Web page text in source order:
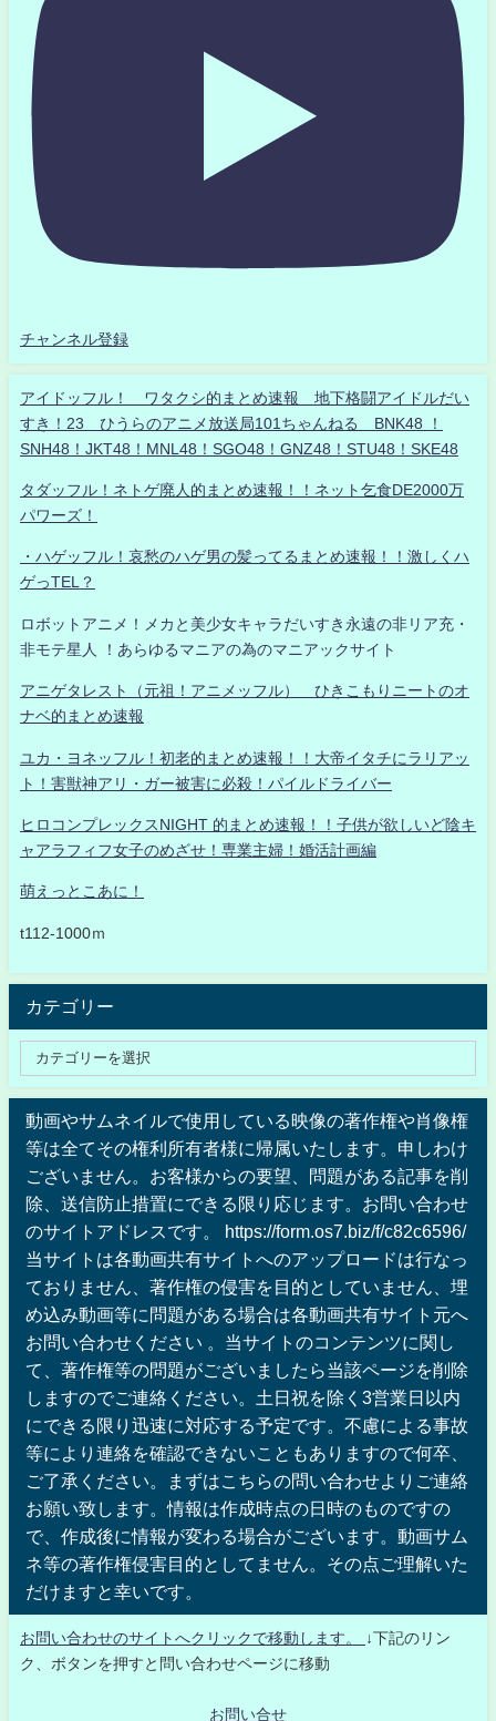
チャンネル登録
アイドッフル！ ワタクシ的まとめ速報 地下格闘アイドルだい
すき！23 ひうらのアニメ放送局101ちゃんねる BNK48 ！
SNH48！JKT48！MNL48！SGO48！GNZ48！STU48！SKE48
タダッフル！ネトゲ廃人的まとめ速報！！ネット乞食DE2000万
パワーズ！
・ハゲッフル！哀愁のハゲ男の髪ってるまとめ速報！！激しくハ
ゲっTEL？
ロボットアニメ！メカと美少女キャラだいすき永遠の非リア充・
非モテ星人 ！あらゆるマニアの為のマニアックサイト
アニゲタレスト（元祖！アニメッフル） ひきこもりニートのオ
ナベ的まとめ速報
ユカ・ヨネッフル！初老的まとめ速報！！大帝イタチにラリアッ
ト！害獣神アリ・ガー被害に必殺！パイルドライバー
ヒロコンプレックスNIGHT 的まとめ速報！！子供が欲しいど陰キ
ャアラフィフ女子のめざせ！専業主婦！婚活計画編
萌えっとこあに！
t112-1000ｍ
カテゴリー
動画やサムネイルで使用している映像の著作権や肖像権
等は全てその権利所有者様に帰属いたします。申しわけ
ございません。お客様からの要望、問題がある記事を削
除、送信防止措置にできる限り応じます。お問い合わせ
のサイトアドレスです。 https://form.os7.biz/f/c82c6596/
当サイトは各動画共有サイトへのアップロードは行なっ
ておりません、著作権の侵害を目的としていません、埋
め込み動画等に問題がある場合は各動画共有サイト元へ
お問い合わせください 。当サイトのコンテンツに関し
て、著作権等の問題がございましたら当該ページを削除
しますのでご連絡ください。土日祝を除く3営業日以内
にできる限り迅速に対応する予定です。不慮による事故
等により連絡を確認できないこともありますので何卒、
ご了承ください。まずはこちらの問い合わせよりご連絡
お願い致します。情報は作成時点の日時のものですの
で、作成後に情報が変わる場合がございます。動画サム
ネ等の著作権侵害目的としてません。その点ご理解いた
だけますと幸いです。
お問い合わせのサイトへクリックで移動します。
↓下記のリン
ク、ボタンを押すと問い合わせページに移動
お問い合せ